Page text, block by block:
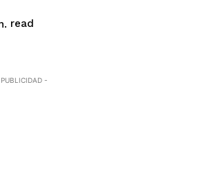
read
-